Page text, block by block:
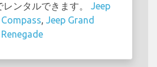
ンタルできます。 Jeep
, Jeep Grand